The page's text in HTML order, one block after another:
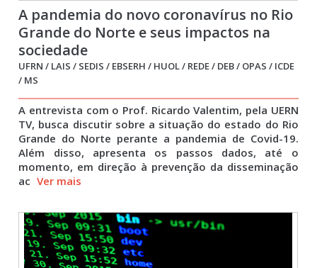
A pandemia do novo coronavírus no Rio
Grande do Norte e seus impactos na
sociedade
UFRN / LAIS / SEDIS / EBSERH / HUOL / REDE / DEB / OPAS / ICDE
/ MS
A entrevista com o Prof. Ricardo Valentim, pela UERN
TV, busca discutir sobre a situação do estado do Rio
Grande do Norte perante a pandemia de Covid-19.
Além disso, apresenta os passos dados, até o
momento, em direção à prevenção da disseminação
ac Ver mais